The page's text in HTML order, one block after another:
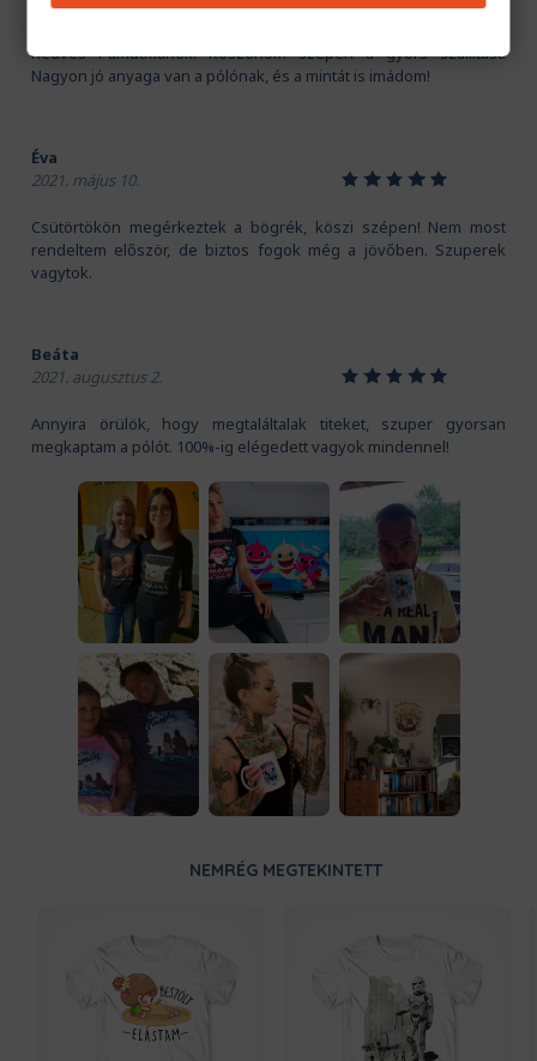
2020. november 16.
Kedves Pamutmanók! Köszönöm szépen a gyors szállítást.
Nagyon jó anyaga van a pólónak, és a mintát is imádom!
Éva
2021. május 10.
12345
Csütörtökön megérkeztek a bögrék, köszi szépen! Nem most
rendeltem először, de biztos fogok még a jövőben. Szuperek
vagytok.
Beáta
2021. augusztus 2.
12345
Annyira örülök, hogy megtaláltalak titeket, szuper gyorsan
megkaptam a pólót. 100%-ig elégedett vagyok mindennel!
NEMRÉG MEGTEKINTETT